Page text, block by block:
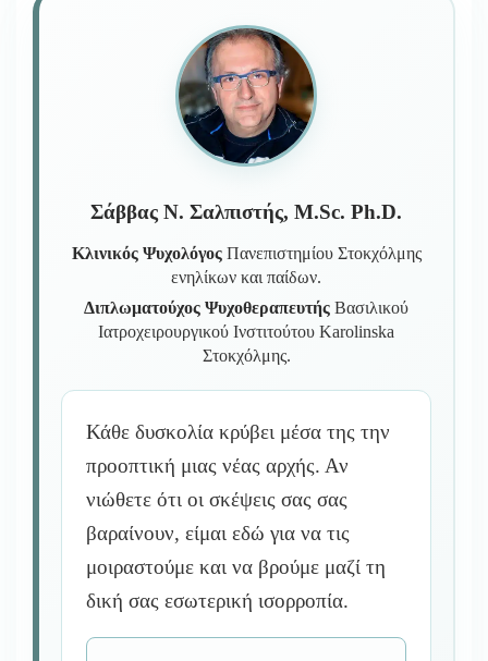
Σάββας Ν. Σαλπιστής, M.Sc. Ph.D.
Κλινικός ΨυχολόγοςΠανεπιστημίου Στοκχόλμης
ενηλίκων και παίδων.
Διπλωματούχος Ψυχοθεραπευτής Βασιλικού
Ιατροχειρουργικού Ινστιτούτου Karolinska
Στοκχόλμης.
Κάθε δυσκολία κρύβει μέσα της την
προοπτική μιας νέας αρχής. Αν
νιώθετε ότι οι σκέψεις σας σας
βαραίνουν, είμαι εδώ για να τις
μοιραστούμε και να βρούμε μαζί τη
δική σας εσωτερική ισορροπία.